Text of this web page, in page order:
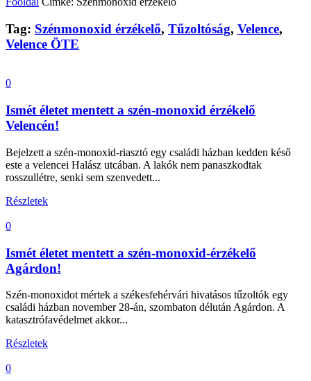
Tag: Szénmonoxid érzékelő, Tűzoltóság, Velence,
Velence ÖTE
0
Ismét életet mentett a szén-monoxid érzékelő
Velencén!
Bejelzett a szén-monoxid-riasztó egy családi házban kedden késő
este a velencei Halász utcában. A lakók nem panaszkodtak
rosszullétre, senki sem szenvedett...
Részletek
0
Ismét életet mentett a szén-monoxid-érzékelő
Agárdon!
Szén-monoxidot mértek a székesfehérvári hivatásos tűzoltók egy
családi házban november 28-án, szombaton délután Agárdon. A
katasztrófavédelmet akkor...
Részletek
0